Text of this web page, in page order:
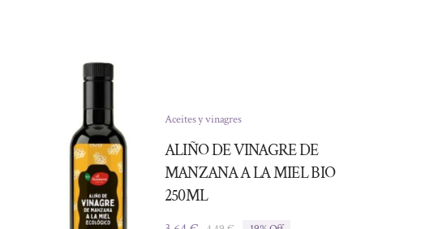
Aceites y vinagres
ALIÑO DE VINAGRE DE
MANZANA A LA MIEL BIO
250ML